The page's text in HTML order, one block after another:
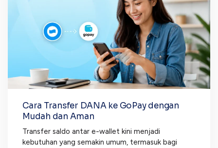
Cara Transfer DANA ke GoPay dengan
Mudah dan Aman
Transfer saldo antar e-wallet kini menjadi
kebutuhan yang semakin umum, termasuk bagi